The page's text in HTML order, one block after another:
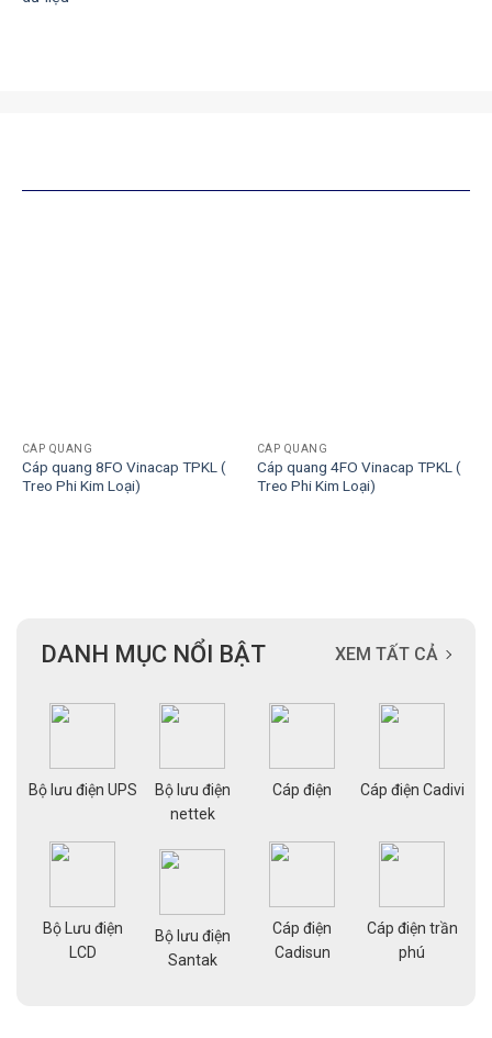
CÁP QUANG
Cáp quang 8FO Vinacap TPKL (
Treo Phi Kim Loại)
CÁP QUANG
Cáp quang 4FO Vinacap TPKL (
Treo Phi Kim Loại)
DANH MỤC NỔI BẬT XEM TẤT CẢ
Bộ lưu điện UPS
Bộ Lưu điện
LCD
Bộ lưu điện
nettek
Bộ lưu điện
Santak
Cáp điện
Cáp điện
Cadisun
Cáp điện Cadivi
Cáp điện trần
phú